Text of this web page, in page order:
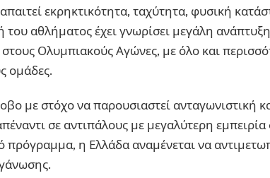
εκρηκτικότητα, ταχύτητα, φυσική
αθλήματος έχει γνωρίσει μεγάλη ανάπτυξη
Ολυμπιακούς Αγώνες, με όλο και
ομάδες.
με στόχο να παρουσιαστεί ανταγωνιστική
σε αντιπάλους με μεγαλύτερη εμπειρία
η Ελλάδα αναμένεται να